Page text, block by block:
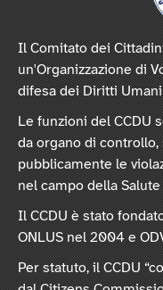
Il Comitato dei
un'Organizzazione di
difesa dei Diritti
Le funzioni del CCDU
da organo di
pubblicamente le
nel campo della
Il CCDU è stato
ONLUS nel 2004 e
Per statuto, il CCDU